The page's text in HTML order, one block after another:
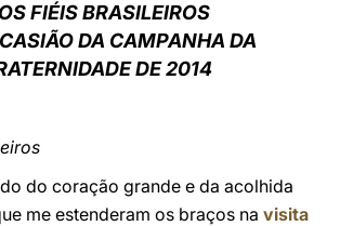
中文
LATINE
FIÉIS BRASILEIROS
DA CAMPANHA DA
DE 2014
do coração grande e da acolhida
me estenderam os braços na visita